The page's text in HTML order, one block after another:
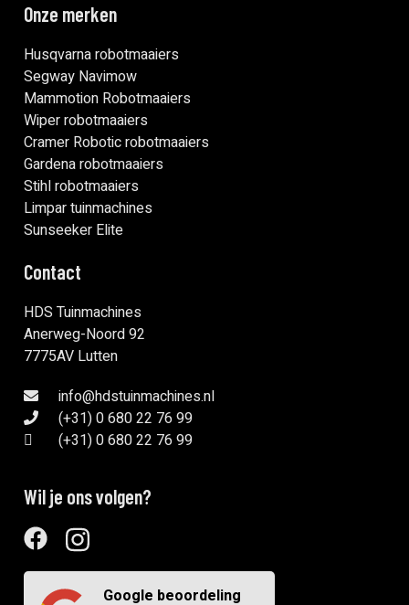
Onze merken
Husqvarna robotmaaiers
Segway Navimow
Mammotion Robotmaaiers
Wiper robotmaaiers
Cramer Robotic robotmaaiers
Gardena robotmaaiers
Stihl robotmaaiers
Limpar tuinmachines
Sunseeker Elite
Contact
HDS Tuinmachines
Anerweg-Noord 92
7775AV Lutten
info@hdstuinmachines.nl
(+31) 0 680 22 76 99
(+31) 0 680 22 76 99
Wil je ons volgen?
Google beoordeling